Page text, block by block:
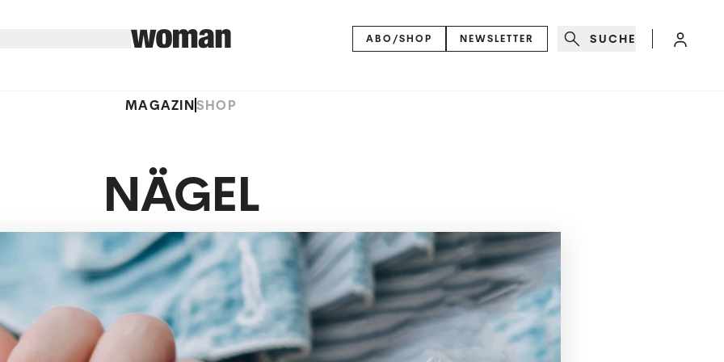
ABO/SHOP NEWSLETTER SUCHE
MAGAZINSHOP
NÄGEL